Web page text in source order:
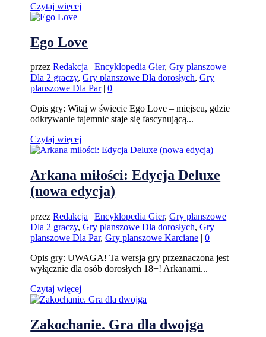
Czytaj więcej
Ego Love
przezRedakcja |Encyklopedia Gier,Gry planszowe
Dla 2 graczy,Gry planszowe Dla dorosłych,Gry
planszowe Dla Par|0
Opis gry: Witaj w świecie Ego Love – miejscu, gdzie
odkrywanie tajemnic staje się fascynującą...
Czytaj więcej
Arkana miłości: Edycja Deluxe
(nowa edycja)
przezRedakcja |Encyklopedia Gier,Gry planszowe
Dla 2 graczy,Gry planszowe Dla dorosłych,Gry
planszowe Dla Par,Gry planszowe Karciane |0
Opis gry: UWAGA! Ta wersja gry przeznaczona jest
wyłącznie dla osób dorosłych 18+! Arkanami...
Czytaj więcej
Zakochanie. Gra dla dwojga